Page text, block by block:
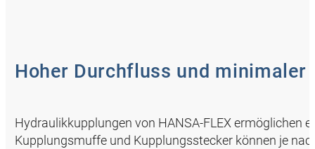
Hoher Durchfluss und minimaler
Hydraulikkupplungen von HANSA‑FLEX ermöglichen
Kupplungsmuffe und Kupplungsstecker können je